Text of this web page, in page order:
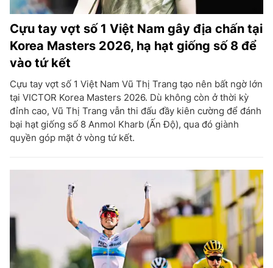
Cựu tay vợt số 1 Việt Nam gây địa chấn tại
Korea Masters 2026, hạ hạt giống số 8 để
vào tứ kết
Cựu tay vợt số 1 Việt Nam Vũ Thị Trang tạo nên bất ngờ lớn
tại VICTOR Korea Masters 2026. Dù không còn ở thời kỳ
đỉnh cao, Vũ Thị Trang vẫn thi đấu đầy kiên cường để đánh
bại hạt giống số 8 Anmol Kharb (Ấn Độ), qua đó giành
quyền góp mặt ở vòng tứ kết.